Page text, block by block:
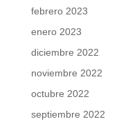
febrero 2023
enero 2023
diciembre 2022
noviembre 2022
octubre 2022
septiembre 2022